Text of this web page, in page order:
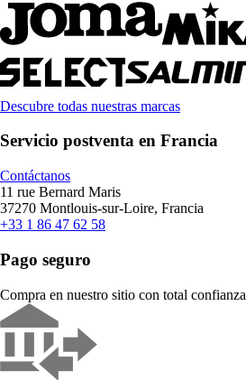
Descubre todas nuestras marcas
Servicio postventa en Francia
Contáctanos
11 rue Bernard Maris
37270 Montlouis-sur-Loire, Francia
+33 1 86 47 62 58
Pago seguro
Compra en nuestro sitio con total confianza